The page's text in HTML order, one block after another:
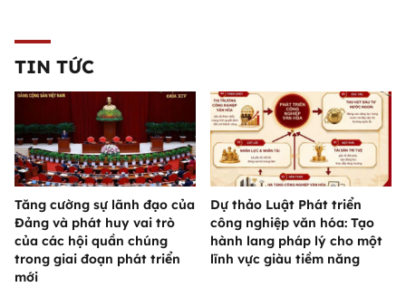
TIN TỨC
Tăng cường sự lãnh đạo của
Đảng và phát huy vai trò
của các hội quần chúng
trong giai đoạn phát triển
mới
Dự thảo Luật Phát triển
công nghiệp văn hóa: Tạo
hành lang pháp lý cho một
lĩnh vực giàu tiềm năng